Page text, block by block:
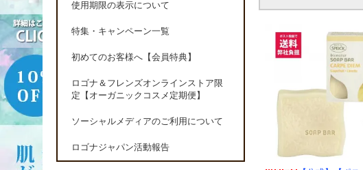
使用期限の表示について
特集・キャンペーン一覧
初めてのお客様へ【会員特典】
ロゴナ＆フレンズオンラインストア限
定【オーガニックコスメ定期便】
ソーシャルメディアのご利用について
ロゴナジャパン活動報告